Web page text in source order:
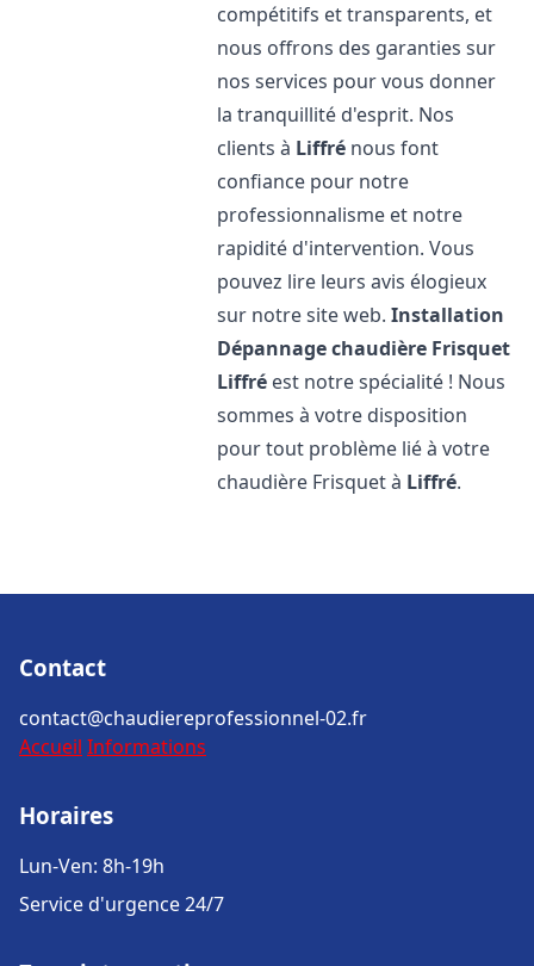
compétitifs et transparents, et
nous offrons des garanties sur
nos services pour vous donner
la tranquillité d'esprit. Nos
clients à Liffré nous font
confiance pour notre
professionnalisme et notre
rapidité d'intervention. Vous
pouvez lire leurs avis élogieux
sur notre site web.Installation
Dépannage chaudière Frisquet
Liffré est notre spécialité ! Nous
sommes à votre disposition
pour tout problème lié à votre
chaudière Frisquet à Liffré.
Contact
contact@chaudiereprofessionnel-02.fr
Accueil Informations
Horaires
Lun-Ven: 8h-19h
Service d'urgence 24/7